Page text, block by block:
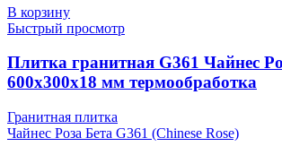
В корзину
Быстрый просмотр
Плитка гранитная G361 Чайнес
600x300x18 мм термообработка
Гранитная плитка
Чайнес Роза Бета G361 (Chinese Rose)